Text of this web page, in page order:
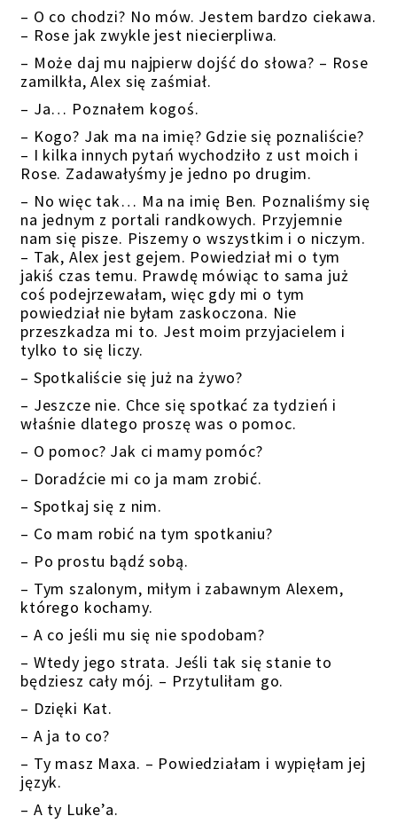
– O co chodzi? No mów. Jestem bardzo ciekawa.
– Rose jak zwykle jest niecierpliwa.
– Może daj mu najpierw dojść do słowa? – Rose
zamilkła, Alex się zaśmiał.
– Ja… Poznałem kogoś.
– Kogo? Jak ma na imię? Gdzie się poznaliście?
– I kilka innych pytań wychodziło z ust moich i
Rose. Zadawałyśmy je jedno po drugim.
– No więc tak… Ma na imię Ben. Poznaliśmy się
na jednym z portali randkowych. Przyjemnie
nam się pisze. Piszemy o wszystkim i o niczym.
– Tak, Alex jest gejem. Powiedział mi o tym
jakiś czas temu. Prawdę mówiąc to sama już
coś podejrzewałam, więc gdy mi o tym
powiedział nie byłam zaskoczona. Nie
przeszkadza mi to. Jest moim przyjacielem i
tylko to się liczy.
– Spotkaliście się już na żywo?
– Jeszcze nie. Chce się spotkać za tydzień i
właśnie dlatego proszę was o pomoc.
– O pomoc? Jak ci mamy pomóc?
– Doradźcie mi co ja mam zrobić.
– Spotkaj się z nim.
– Co mam robić na tym spotkaniu?
– Po prostu bądź sobą.
– Tym szalonym, miłym i zabawnym Alexem,
którego kochamy.
– A co jeśli mu się nie spodobam?
– Wtedy jego strata. Jeśli tak się stanie to
będziesz cały mój. – Przytuliłam go.
– Dzięki Kat.
– A ja to co?
– Ty masz Maxa. – Powiedziałam i wypięłam jej
język.
– A ty Luke’a.